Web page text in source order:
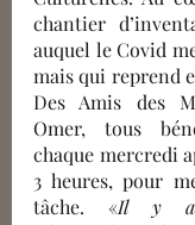
chantier
auquel le Covid
mais qui reprend
Des Amis des
Omer, tous
chaque mercredi
3 heures, pour
tâche. «Il y a